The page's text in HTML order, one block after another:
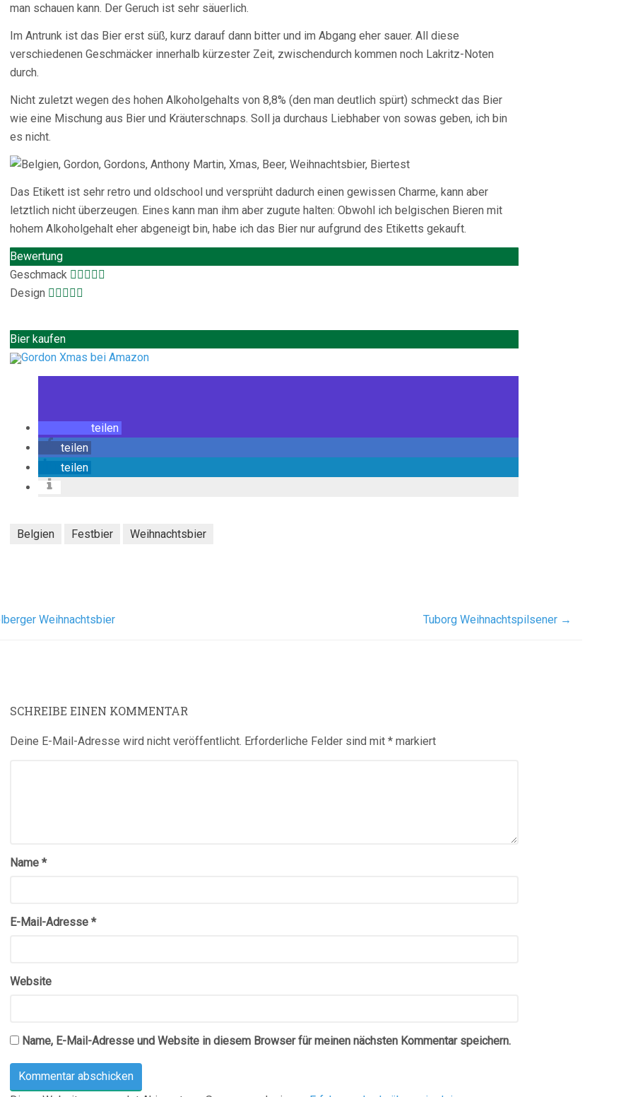
man schauen kann. Der Geruch ist sehr säuerlich.
Im Antrunk ist das Bier erst süß, kurz darauf dann bitter und im Abgang eher sauer. All diese
verschiedenen Geschmäcker innerhalb kürzester Zeit, zwischendurch kommen noch Lakritz-Noten
durch.
Nicht zuletzt wegen des hohen Alkoholgehalts von 8,8% (den man deutlich spürt) schmeckt das Bier
wie eine Mischung aus Bier und Kräuterschnaps. Soll ja durchaus Liebhaber von sowas geben, ich bin
es nicht.
Das Etikett ist sehr retro und oldschool und versprüht dadurch einen gewissen Charme, kann aber
letztlich nicht überzeugen. Eines kann man ihm aber zugute halten: Obwohl ich belgischen Bieren mit
hohem Alkoholgehalt eher abgeneigt bin, habe ich das Bier nur aufgrund des Etiketts gekauft.
Bewertung
Geschmack
Design
Bier kaufen
Gordon Xmas bei Amazon
teilen
teilen
teilen
Belgien Festbier Weihnachtsbier
Weihnachtsbier Tuborg Weihnachtspilsener →
SCHREIBE EINEN KOMMENTAR
Deine E-Mail-Adresse wird nicht veröffentlicht. Erforderliche Felder sind mit * markiert
Name *
E-Mail-Adresse *
Website
Name, E-Mail-Adresse und Website in diesem Browser für meinen nächsten Kommentar speichern.